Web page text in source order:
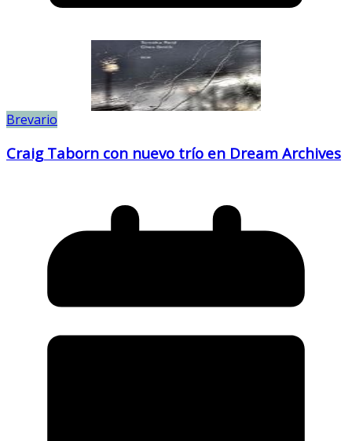
Brevario
Craig Taborn con nuevo trío en Dream Archives